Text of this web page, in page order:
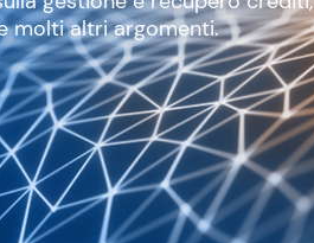
molti altri argomenti.